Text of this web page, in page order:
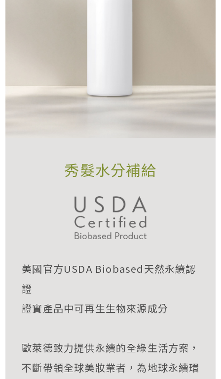
秀髮水分補給
美國官方USDA Biobased天然永續認
證
證實產品中可再生生物來源成分
歐萊德致力提供永續的全綠生活方案，
不斷帶領全球美妝業者，為地球永續環